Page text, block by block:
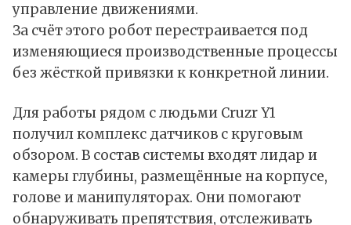
управление движениями.
За счёт этого робот перестраивается под
изменяющиеся производственные процессы
без жёсткой привязки к конкретной линии.
Для работы рядом с людьми Cruzr Y1
получил комплекс датчиков с круговым
обзором. В состав системы входят лидар и
камеры глубины, размещённые на корпусе,
голове и манипуляторах. Они помогают
обнаруживать препятствия, отслеживать